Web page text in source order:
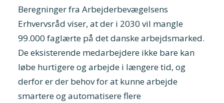
Beregninger fra Arbejderbevægelsens
Erhvervsråd viser, at der i 2030 vil mangle
99.000 faglærte på det danske arbejdsmarked.
De eksisterende medarbejdere ikke bare kan
løbe hurtigere og arbejde i længere tid, og
derfor er der behov for at kunne arbejde
smartere og automatisere flere